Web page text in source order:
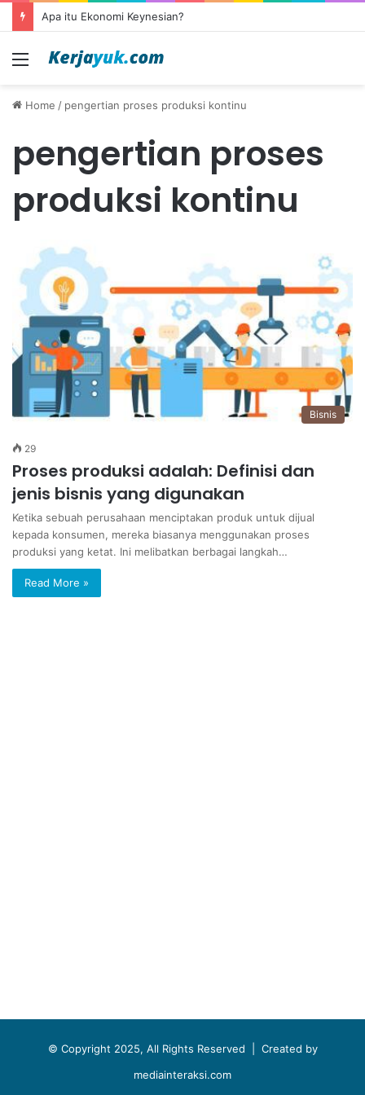
Apa itu Ekonomi Keynesian?
Menu
Home / pengertian proses produksi kontinu
pengertian proses
produksi kontinu
Bisnis
29
Proses produksi adalah: Definisi dan
jenis bisnis yang digunakan
Ketika sebuah perusahaan menciptakan produk untuk dijual
kepada konsumen, mereka biasanya menggunakan proses
produksi yang ketat. Ini melibatkan berbagai langkah…
Read More »
© Copyright 2025, All Rights Reserved | Created by
mediainteraksi.com